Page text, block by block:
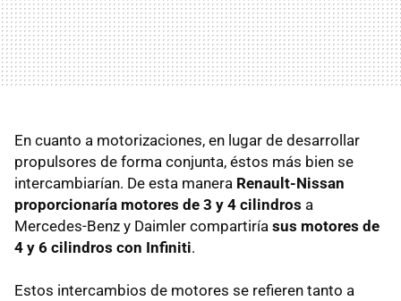
En cuanto a motorizaciones, en lugar de desarrollar
propulsores de forma conjunta, éstos más bien se
intercambiarían. De esta manera Renault-Nissan
proporcionaría motores de 3 y 4 cilindros a
Mercedes-Benz y Daimler compartiría sus motores de
4 y 6 cilindros con Infiniti.
Estos intercambios de motores se refieren tanto a